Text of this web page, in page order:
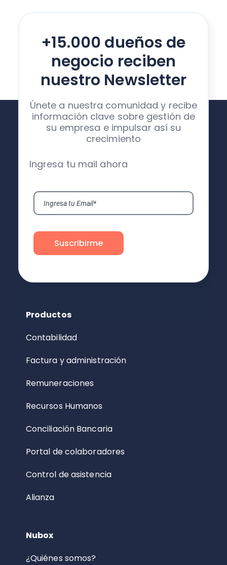
+15.000 dueños de
negocio reciben
nuestro Newsletter
Únete a nuestra comunidad y recibe
información clave sobre gestión de
su empresa e impulsar así su
crecimiento
Ingresa tu mail ahora
Productos
Contabilidad
Factura y administración
Remuneraciones
Recursos Humanos
Conciliación Bancaria
Portal de colaboradores
Control de asistencia
Alianza
Nubox
¿Quiénes somos?